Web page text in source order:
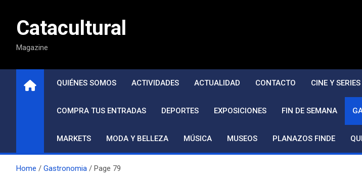
contenidoCatacultural
Magazine
QUIÉNES SOMOS ACTIVIDADES ACTUALIDAD CONTACTO CINE Y SERIES
COMPRA TUS ENTRADAS DEPORTES EXPOSICIONES FIN DE SEMANA
MARKETS MODA Y BELLEZA MÚSICA MUSEOS PLANAZOS FINDE
Home Gastronomia Page 79